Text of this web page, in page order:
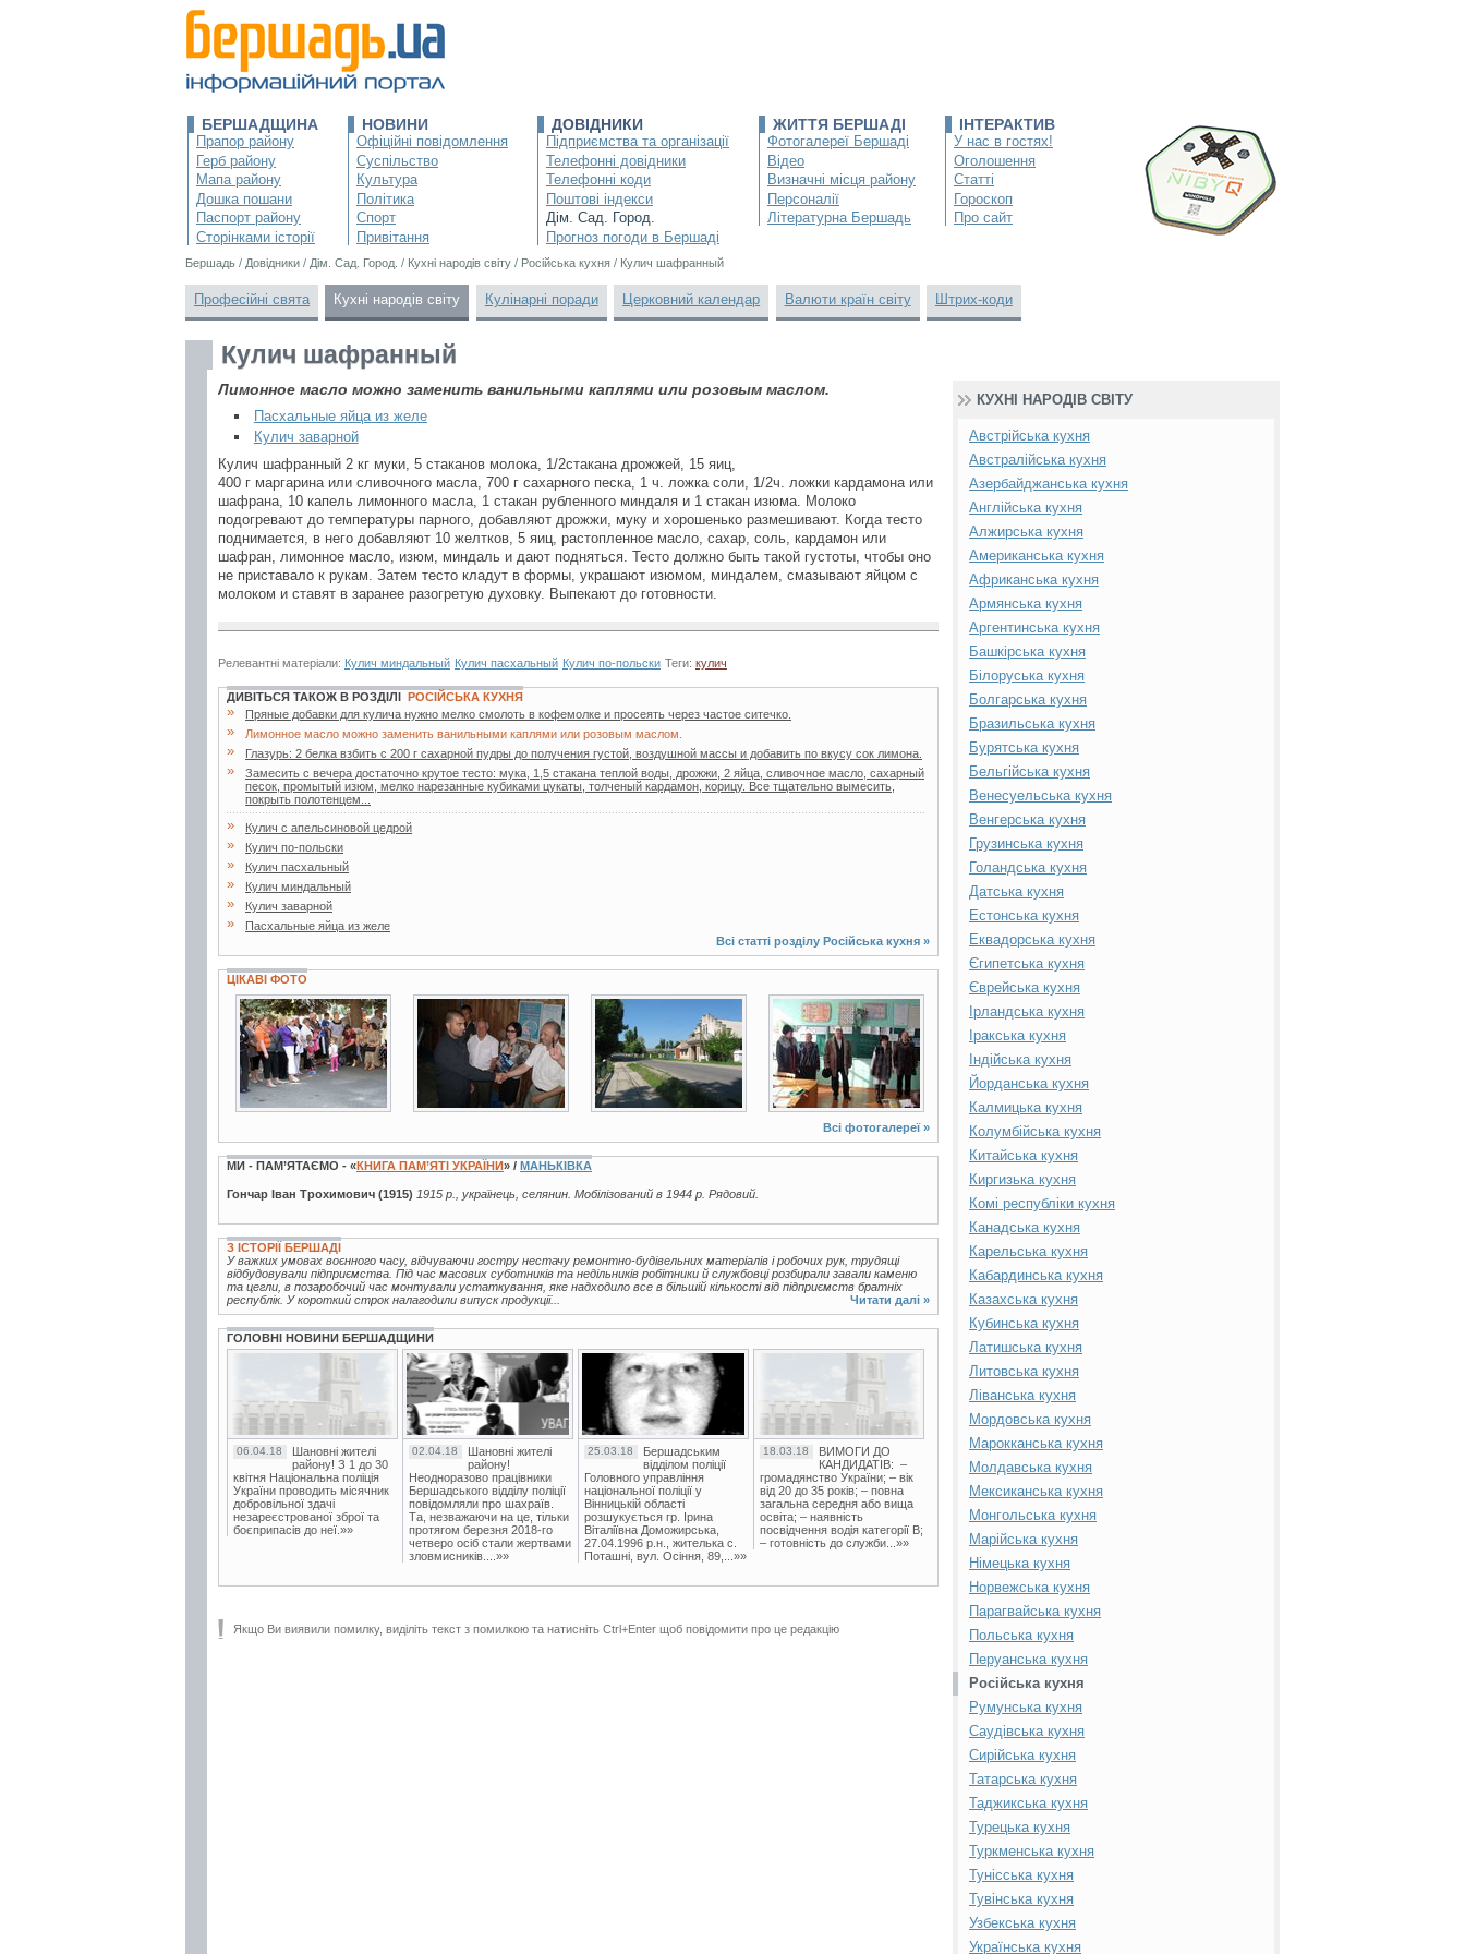
БЕРШАДЩИНА
Прапор району
Герб району
Мапа району
Дошка пошани
Паспорт району
Сторінками історії
НОВИНИ
Офіційні повідомлення
Суспільство
Культура
Політика
Спорт
Привітання
ДОВІДНИКИ
Підприємства та організації
Телефонні довідники
Телефонні коди
Поштові індекси
Дім. Сад. Город.
Прогноз погоди в Бершаді
ЖИТТЯ БЕРШАДІ
Фотогалереї Бершаді
Відео
Визначні місця району
Персоналії
Літературна Бершадь
ІНТЕРАКТИВ
У нас в гостях!
Оголошення
Статті
Гороскоп
Про сайт
Бершадь / Довідники / Дім. Сад. Город. / Кухні народів світу / Російська кухня / Кулич шафранный
Професійні свята Кухні народів світу Кулінарні поради Церковний календар Валюти країн світу Штрих-коди
Кулич шафранный
Лимонное масло можно заменить ванильными каплями или розовым маслом.
Пасхальные яйца из желе
Кулич заварной
Кулич шафранный 2 кг муки, 5 стаканов молока, 1/2стакана дрожжей, 15 яиц,
400 г маргарина или сливочного масла, 700 г сахарного песка, 1 ч. ложка соли, 1/2ч. ложки кардамона или
шафрана, 10 капель лимонного масла, 1 стакан рубленного миндаля и 1 стакан изюма. Молоко
подогревают до температуры парного, добавляют дрожжи, муку и хорошенько размешивают. Когда тесто
поднимается, в него добавляют 10 желтков, 5 яиц, растопленное масло, сахар, соль, кардамон или
шафран, лимонное масло, изюм, миндаль и дают подняться. Тесто должно быть такой густоты, чтобы оно
не приставало к рукам. Затем тесто кладут в формы, украшают изюмом, миндалем, смазывают яйцом с
молоком и ставят в заранее разогретую духовку. Выпекают до готовности.
Релевантні матеріали: Кулич миндальный Кулич пасхальный Кулич по-польски Теги: кулич
ДИВІТЬСЯ ТАКОЖ В РОЗДІЛІ РОСІЙСЬКА КУХНЯ
» Пряные добавки для кулича нужно мелко смолоть в кофемолке и просеять через частое ситечко.
» Лимонное масло можно заменить ванильными каплями или розовым маслом.
» Глазурь: 2 белка взбить с 200 г сахарной пудры до получения густой, воздушной массы и добавить по вкусу сок лимона.
»
Замесить с вечера достаточно крутое тесто: мука, 1,5 стакана теплой воды, дрожжи, 2 яйца, сливочное масло, сахарный
песок, промытый изюм, мелко нарезанные кубиками цукаты, толченый кардамон, корицу. Все тщательно вымесить,
покрыть полотенцем...
» Кулич с апельсиновой цедрой
» Кулич по-польски
» Кулич пасхальный
» Кулич миндальный
» Кулич заварной
»
Пасхальные яйца из желе
Всі статті розділу Російська кухня »
ЦІКАВІ ФОТО
3 фото 3 фото 4 фото 3 фото
Всі фотогалереї »
МИ - ПАМ’ЯТАЄМО - «КНИГА ПАМ’ЯТІ УКРАЇНИ» / МАНЬКІВКА
Гончар Іван Трохимович (1915) 1915 р., українець, селянин. Мобілізований в 1944 р. Рядовий.
З ІСТОРІЇ БЕРШАДІ
У важких умовах воєнного часу, відчуваючи гостру нестачу ремонтно-будівельних матеріалів і робочих рук, трудящі
відбудовували підприємства. Під час масових суботників та недільників робітники й службовці розбирали завали каменю
та цегли, в позаробочий час монтували устаткування, яке надходило все в більшій кількості від підприємств братніх
республік. У короткий строк налагодили випуск продукції...
Читати далі »
ГОЛОВНІ НОВИНИ БЕРШАДЩИНИ
06.04.18
Шановні жителі
району! З 1 до 30
квітня Національна поліція
України проводить місячник
добровільної здачі
незареєстрованої зброї та
боєприпасів до неї.»»
02.04.18
Шановні жителі
району!
Неодноразово працівники
Бершадського відділу поліції
повідомляли про шахраїв.
Та, незважаючи на це, тільки
протягом березня 2018-го
четверо осіб стали жертвами
зловмисників....»»
25.03.18
Бершадським
відділом поліції
Головного управління
національної поліції у
Вінницькій області
розшукується гр. Ірина
Віталіївна Доможирська,
27.04.1996 р.н., жителька с.
Поташні, вул. Осіння, 89,...»»
18.03.18
ВИМОГИ ДО
КАНДИДАТІВ: –
громадянство України; – вік
від 20 до 35 років; – повна
загальна середня або вища
освіта; – наявність
посвідчення водія категорії В;
– готовність до служби...»»
Якщо Ви виявили помилку, виділіть текст з помилкою та натисніть Ctrl+Enter щоб повідомити про це редакцію
КУХНІ НАРОДІВ СВІТУ
Австрійська кухня
Австралійська кухня
Азербайджанська кухня
Англійська кухня
Алжирська кухня
Американська кухня
Африканська кухня
Армянська кухня
Аргентинська кухня
Башкірська кухня
Білоруська кухня
Болгарська кухня
Бразильська кухня
Бурятська кухня
Бельгійська кухня
Венесуельська кухня
Венгерська кухня
Грузинська кухня
Голандська кухня
Датська кухня
Естонська кухня
Еквадорська кухня
Єгипетська кухня
Єврейська кухня
Ірландська кухня
Іракська кухня
Індійська кухня
Йорданська кухня
Калмицька кухня
Колумбійська кухня
Китайська кухня
Киргизька кухня
Комі республіки кухня
Канадська кухня
Карельська кухня
Кабардинська кухня
Казахська кухня
Кубинська кухня
Латишська кухня
Литовська кухня
Ліванська кухня
Мордовська кухня
Марокканська кухня
Молдавська кухня
Мексиканська кухня
Монгольська кухня
Марійська кухня
Німецька кухня
Норвежська кухня
Парагвайська кухня
Польська кухня
Перуанська кухня
Російська кухня
Румунська кухня
Саудівська кухня
Сирійська кухня
Татарська кухня
Таджикська кухня
Турецька кухня
Туркменська кухня
Тунісська кухня
Тувінська кухня
Узбекська кухня
Українська кухня